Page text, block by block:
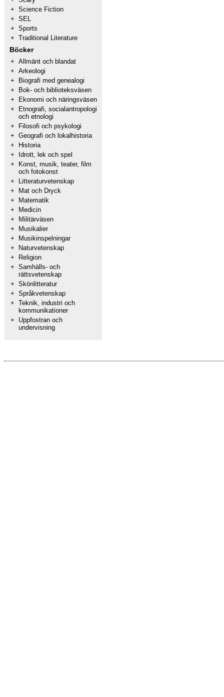
+ Science Fiction
+ SEL
+ Sports
+ Traditional Literature
Böcker
+ Allmänt och blandat
+ Arkeologi
+
Biografi med genealogi
+
Bok- och biblioteksväsen
+
Ekonomi och näringsväsen
+
Etnografi, socialantropologi
och etnologi
+
Filosofi och psykologi
+ Geografi och lokalhistoria
+
Historia
+
Idrott, lek och spel
+
Konst, musik, teater, film
och fotokonst
+
Litteraturvetenskap
+
Mat och Dryck
+
Matematik
+
Medicin
+
Militärväsen
+
Musikalier
+
Musikinspelningar
+
Naturvetenskap
+
Religion
+ Samhälls- och
rättsvetenskap
+ Skönlitteratur
+ Språkvetenskap
+ Teknik, industri och
kommunikationer
+
Uppfostran och
undervisning